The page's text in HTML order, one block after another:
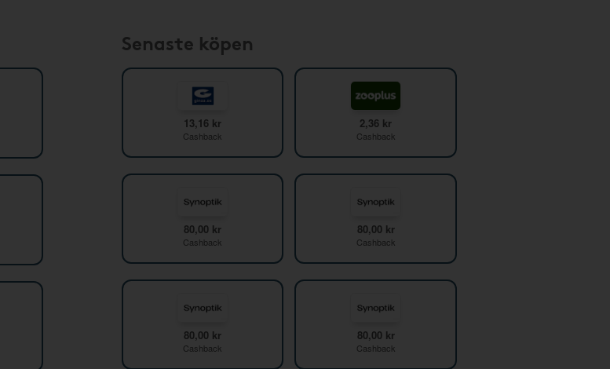
Senaste köpen
13,16 kr
Cashback
2,36 kr
Cashback
80,00 kr
Cashback
80,00 kr
Cashback
80,00 kr
Cashback
80,00 kr
Cashback